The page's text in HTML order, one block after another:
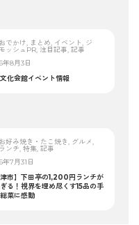
おでかけ, まとめ, イベント, ジ
モッシュPR, 注目記事, 記事
8月3日
化会館イベント情報
お好み焼き・たこ焼き, グルメ,
ランチ, 特集, 記事
7月31日
津市】下田亭の1,200円ランチが
る！視界を埋め尽くす15品の手
菜に感動